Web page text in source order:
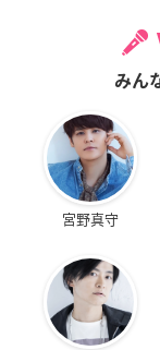
みん
宮野真守